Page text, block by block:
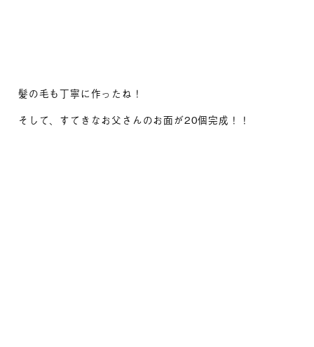
髪の毛も丁寧に作ったね！
そして、すてきなお父さんのお面が20個完成！！